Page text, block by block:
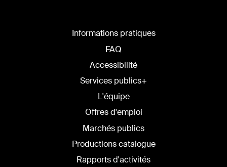
Informations pratiques
FAQ
Accessibilité
Services publics+
L'équipe
Offres d'emploi
Marchés publics
Productions catalogue
Rapports d'activités